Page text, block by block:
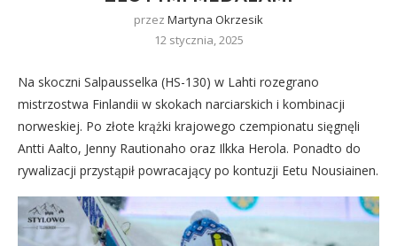
przez Martyna Okrzesik
12 stycznia, 2025
Na skoczni Salpausselka (HS-130) w Lahti rozegrano
mistrzostwa Finlandii w skokach narciarskich i kombinacji
norweskiej. Po złote krążki krajowego czempionatu sięgnęli
Antti Aalto, Jenny Rautionaho oraz Ilkka Herola. Ponadto do
rywalizacji przystąpił powracający po kontuzji Eetu Nousiainen.